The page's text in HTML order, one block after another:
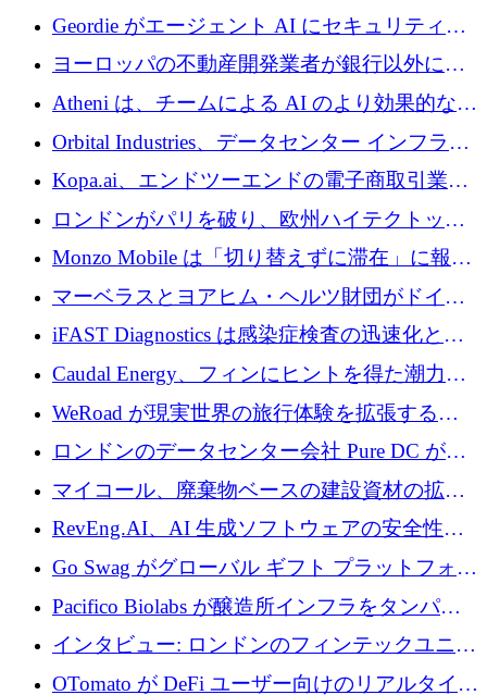
収、チェックアウト時にクレジットを提供
Geordie がエージェント AI にセキュリティと
ガバナンスをもたらすために 3,000 万ドルを
ヨーロッパの不動産開発業者が銀行以外にも
目を向けているため、InRentoの資金調達額は
1億ユーロを突破
Atheni は、チームによる AI のより効果的な使
用を支援するために 35 万ポンドを確保
Orbital Industries、データセンター インフラス
トラクチャ システムの拡張に 5,000 万ドルを
確保
Kopa.ai、エンドツーエンドの電子商取引業務
用の AI エージェントを構築するために 200
万ユーロを調達
ロンドンがパリを破り、欧州ハイテクトップ
の座を奪還
Monzo Mobile は「切り替えずに滞在」に報酬
を与える
マーベラスとヨアヒム・ヘルツ財団がドイツ
の商業化ギャップを埋めるために2,000万ユー
ロのディープテック基金を立ち上げる
iFAST Diagnostics は感染症検査の迅速化と抗
菌薬耐性への取り組みに 500 万ポンドを寄付
Caudal Energy、フィンにヒントを得た潮力発
電技術の規模拡大に向けて 430 万ポンドを調
WeRoad が現実世界の旅行体験を拡張するた
めに 5,800 万ドルを獲得
ロンドンのデータセンター会社 Pure DC が欧
州と中東の拡張に 27 億ドルを確保
マイコール、廃棄物ベースの建設資材の拡大
に400万ポンドを投資
RevEng.AI、AI 生成ソフトウェアの安全性を
確保するために 1,500 万ドルを調達
Go Swag がグローバル ギフト プラットフォー
ムを拡大するために 500 万ドルを調達
Pacifico Biolabs が醸造所インフラをタンパク
質生産に転換するために 700 万ユーロを調達
インタビュー: ロンドンのフィンテックユニコ
ーン Tide の CEO、オリバー・プリル氏
OTomato が DeFi ユーザー向けのリアルタイム